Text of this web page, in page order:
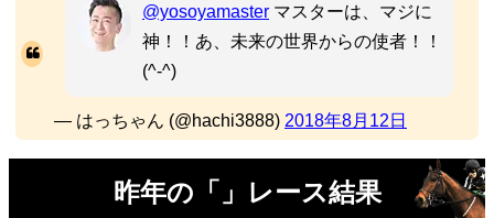
@yosoyamaster マスターは、マジに
神！！あ、未来の世界からの使者！！
(^-^)
— はっちゃん (@hachi3888) 2018年8月12日
昨年の「」レース結果